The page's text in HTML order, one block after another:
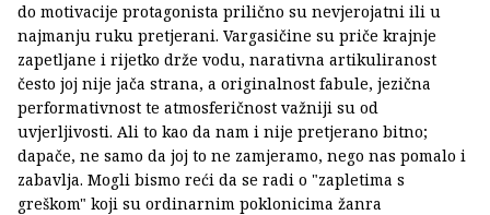
do motivacije protagonista prilično su nevjerojatni ili u
najmanju ruku pretjerani. Vargasičine su priče krajnje
zapetljane i rijetko drže vodu, narativna artikuliranost
često joj nije jača strana, a originalnost fabule, jezična
performativnost te atmosferičnost važniji su od
uvjerljivosti. Ali to kao da nam i nije pretjerano bitno;
dapače, ne samo da joj to ne zamjeramo, nego nas pomalo i
zabavlja. Mogli bismo reći da se radi o "zapletima s
greškom" koji su ordinarnim poklonicima žanra